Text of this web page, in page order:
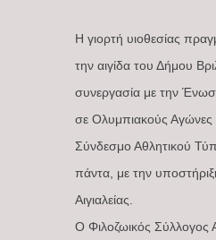
Η γιορτή υιοθεσίας
την αιγίδα του Δήμου
συνεργασία με την
σε Ολυμπιακούς Αγώνες
Σύνδεσμο Αθλητικού
πάντα, με την
Αιγιαλείας.
Ο Φιλοζωικός Σύλλογος